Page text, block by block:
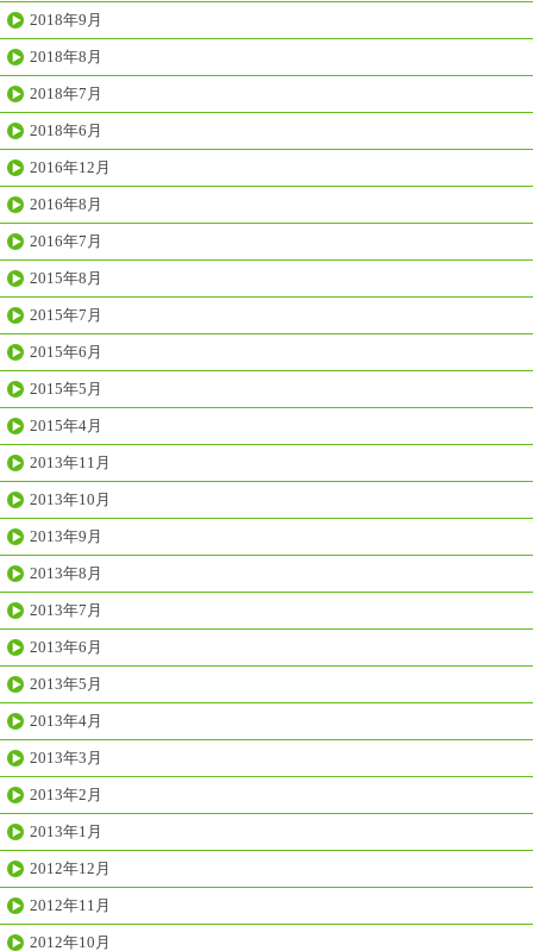
2018年9月
2018年8月
2018年7月
2018年6月
2016年12月
2016年8月
2016年7月
2015年8月
2015年7月
2015年6月
2015年5月
2015年4月
2013年11月
2013年10月
2013年9月
2013年8月
2013年7月
2013年6月
2013年5月
2013年4月
2013年3月
2013年2月
2013年1月
2012年12月
2012年11月
2012年10月